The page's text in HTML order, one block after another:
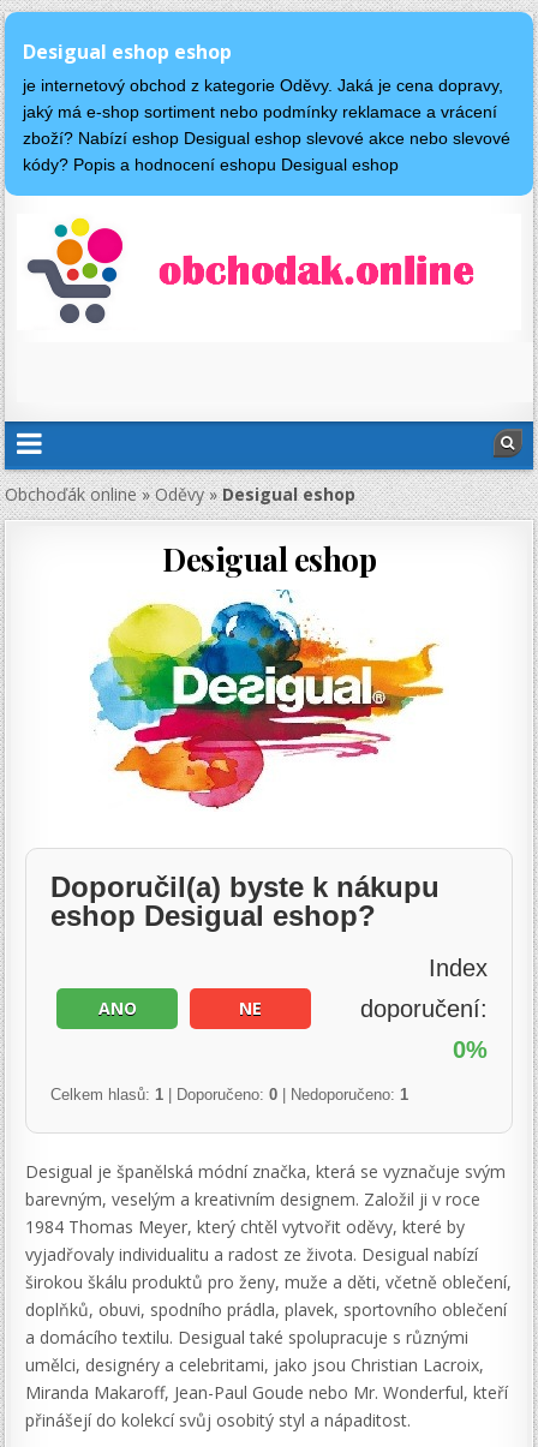
Desigual eshop eshop
je internetový obchod z kategorie Oděvy. Jaká je cena dopravy,
jaký má e-shop sortiment nebo podmínky reklamace a vrácení
zboží? Nabízí eshop Desigual eshop slevové akce nebo slevové
kódy? Popis a hodnocení eshopu Desigual eshop
Obchoďák online»Oděvy»Desigual eshop
Desigual eshop
Doporučil(a) byste k nákupu
eshop Desigual eshop?
ANO NE
Index
doporučení:
0%
Celkem hlasů:1 | Doporučeno:0 | Nedoporučeno:1
Desigual je španělská módní značka, která se vyznačuje svým
barevným, veselým a kreativním designem. Založil ji v roce
1984 Thomas Meyer, který chtěl vytvořit oděvy, které by
vyjadřovaly individualitu a radost ze života. Desigual nabízí
širokou škálu produktů pro ženy, muže a děti, včetně oblečení,
doplňků, obuvi, spodního prádla, plavek, sportovního oblečení
a domácího textilu. Desigual také spolupracuje s různými
umělci, designéry a celebritami, jako jsou Christian Lacroix,
Miranda Makaroff, Jean-Paul Goude nebo Mr. Wonderful, kteří
přinášejí do kolekcí svůj osobitý styl a nápaditost.